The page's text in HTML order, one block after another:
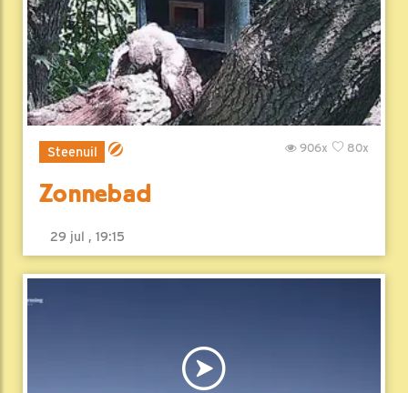
Steenuil 80x
906x
Zonnebad
29 jul , 19:15